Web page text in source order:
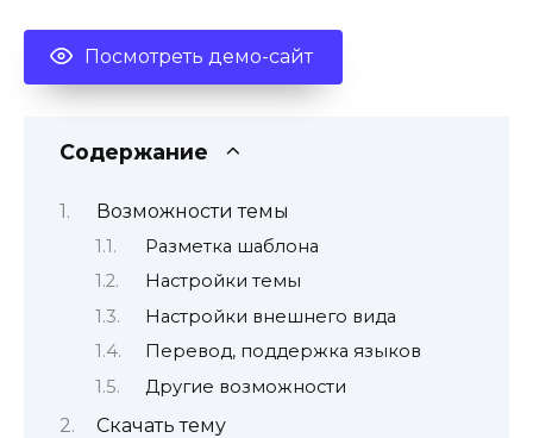
Посмотреть демо-сайт
Содержание
Возможности темы
Разметка шаблона
Настройки темы
Настройки внешнего вида
Перевод, поддержка языков
Другие возможности
Скачать тему